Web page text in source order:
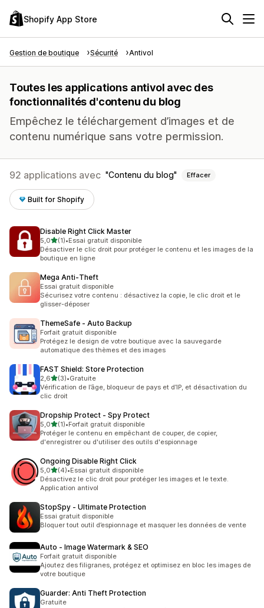
Shopify App Store
Gestion de boutique Sécurité Antivol
Toutes les applications antivol avec des
fonctionnalités d'contenu du blog
Empêchez le téléchargement d’images et de
contenu numérique sans votre permission.
92 applications avec Contenu du blog Effacer
Built for Shopify
Disable Right Click Master
5,0étoile(s) sur 5
(1)
1 avis au total
•Essai gratuit disponible
Désactiver le clic droit pour protéger le contenu et les images de la
boutique en ligne
Mega Anti‑Theft
Essai gratuit disponible
Sécurisez votre contenu : désactivez la copie, le clic droit et le
glisser-déposer
ThemeSafe ‑ Auto Backup
Forfait gratuit disponible
Protégez le design de votre boutique avec la sauvegarde
automatique des thèmes et des images
FAST Shield: Store Protection
2,6étoile(s) sur 5
(3)
3 avis au total
•Gratuite
Vérification de l’âge, bloqueur de pays et d’IP, et désactivation du
clic droit
Dropship Protect ‑ Spy Protect
5,0étoile(s) sur 5
(1)
1 avis au total
•Forfait gratuit disponible
Protéger le contenu en empêchant de couper, de copier,
d'enregistrer ou d'utiliser des outils d'espionnage
Ongoing Disable Right Click
5,0étoile(s) sur 5
(4)
4 avis au total
•Essai gratuit disponible
Désactivez le clic droit pour protéger les images et le texte.
Application antivol
StopSpy ‑ Ultimate Protection
Essai gratuit disponible
Bloquer tout outil d’espionnage et masquer les données de vente
Auto ‑ Image Watermark & SEO
Forfait gratuit disponible
Ajoutez des filigranes, protégez et optimisez en bloc les images de
votre boutique
Guarder: Anti Theft Protection
Gratuite